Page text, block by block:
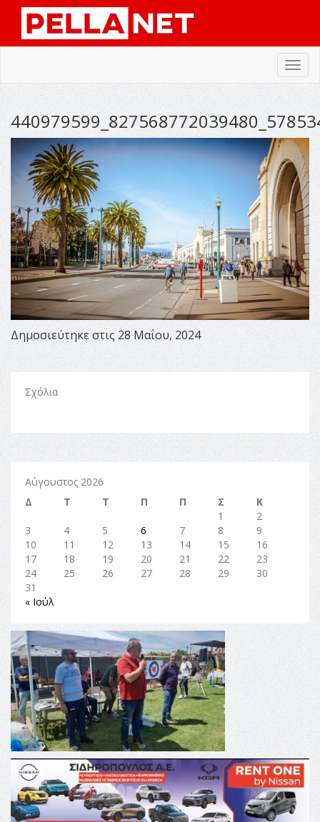
Δημοσιεύτηκε στις 28 Μαΐου, 2024
Σχόλια
Αύγουστος 2026
Δ
Τ Τ Π Π Σ
Κ
1
2
3
4 5 6 7 8
9
10
11 12 13 14 15
16
17
18 19 20 21 22
23
24
25 26 27 28 29
30
31
« Ιούλ